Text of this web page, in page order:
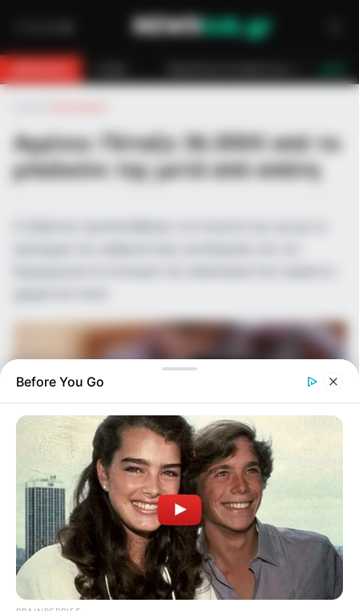
Αγρίνιο: Πέταξε 36.000€ από το
μπαλκόνι της μετά από απάτη
NT Επιμέλεια
Συντακτική Ομάδα
Αστυνομικά
Before You Go